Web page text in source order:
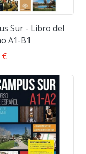
Sur - Libro del
A1-B1